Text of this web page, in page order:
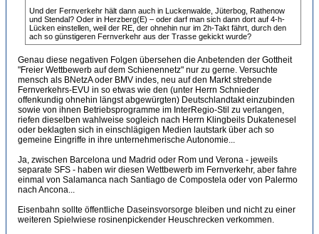
Und der Fernverkehr hält dann auch in Luckenwalde, Jüterbog, Rathenow
und Stendal? Oder in Herzberg(E) – oder darf man sich dann dort auf 4-h-
Lücken einstellen, weil der RE, der ohnehin nur im 2h-Takt fährt, durch den
ach so günstigeren Fernverkehr aus der Trasse gekickt wurde?
Genau diese negativen Folgen übersehen die Anbetenden der Gottheit
"Freier Wettbewerb auf dem Schienennetz" nur zu gerne. Versuchte
mensch als BNetzA oder BMV indes, neu auf den Markt strebende
Fernverkehrs-EVU in so etwas wie den (unter Herrn Schnieder
offenkundig ohnehin längst abgewürgten) Deutschlandtakt einzubinden
sowie von ihnen Betriebsprogramme im InterRegio-Stil zu verlangen,
riefen dieselben wahlweise sogleich nach Herrn Klingbeils Dukatenesel
oder beklagten sich in einschlägigen Medien lautstark über ach so
gemeine Eingriffe in ihre unternehmerische Autonomie...
Ja, zwischen Barcelona und Madrid oder Rom und Verona - jeweils
separate SFS - haben wir diesen Wettbewerb im Fernverkehr, aber fahre
einmal von Salamanca nach Santiago de Compostela oder von Palermo
nach Ancona...
Eisenbahn sollte öffentliche Daseinsvorsorge bleiben und nicht zu einer
weiteren Spielwiese rosinenpickender Heuschrecken verkommen.